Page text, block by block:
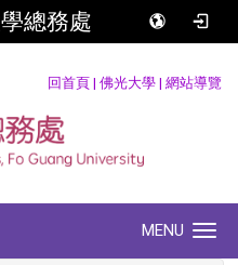
總務處
回首頁 | 佛光大學 | 網站導覽
MENU